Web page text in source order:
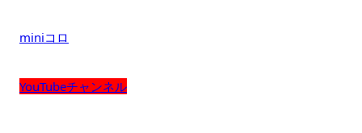
miniコロ
YouTubeチャンネル